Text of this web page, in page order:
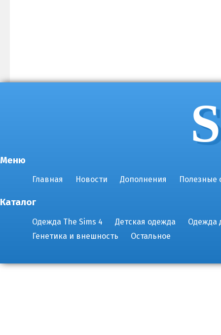
Меню
Главная Новости Дополнения Полезные
Каталог
Одежда The Sims 4 Детская одежда
Одежда
Генетика и внешность
Остальное